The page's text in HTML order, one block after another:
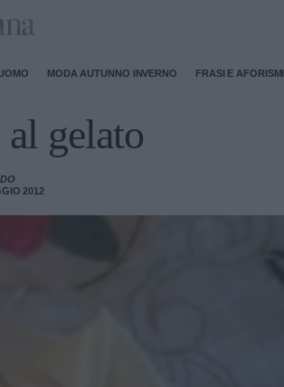
MODA AUTUNNO INVERNO FRASI E AFORISMI
al gelato
2012